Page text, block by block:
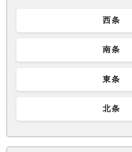
西条
南条
東条
北条